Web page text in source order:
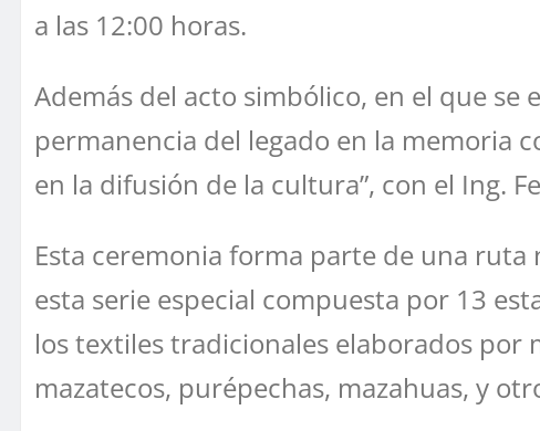
a las 12:00 horas.
Además del acto simbólico, en el que
permanencia del legado en la memoria
en la difusión de la cultura”, con el Ing.
Esta ceremonia forma parte de una
esta serie especial compuesta por 13
los textiles tradicionales elaborados por
mazatecos, purépechas, mazahuas, y